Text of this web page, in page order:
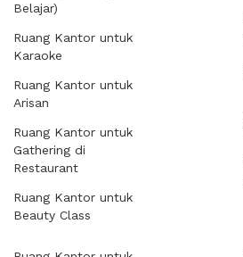
Belajar)
Ruang Kantor untuk
Karaoke
Ruang Kantor untuk
Arisan
Ruang Kantor untuk
Gathering di
Restaurant
Ruang Kantor untuk
Beauty Class